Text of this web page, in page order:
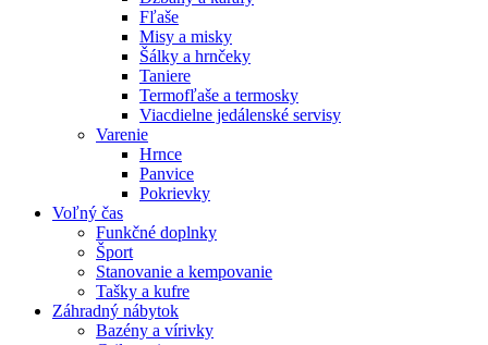
Fľaše
Misy a misky
Šálky a hrnčeky
Taniere
Termofľaše a termosky
Viacdielne jedálenské servisy
Varenie
Hrnce
Panvice
Pokrievky
Voľný čas
Funkčné doplnky
Šport
Stanovanie a kempovanie
Tašky a kufre
Záhradný nábytok
Bazény a vírivky